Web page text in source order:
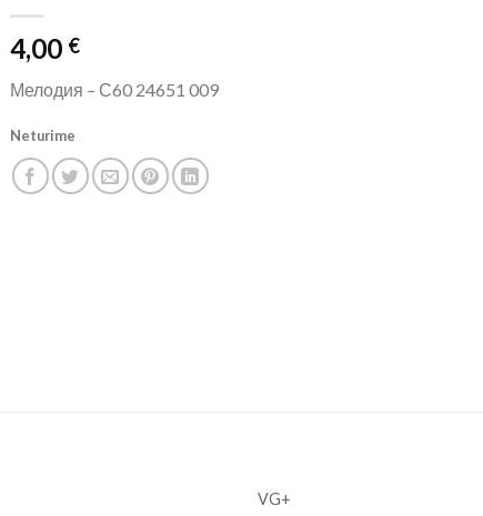
4,00 €
Мелодия ‎– С60 24651 009
Neturime
VG+